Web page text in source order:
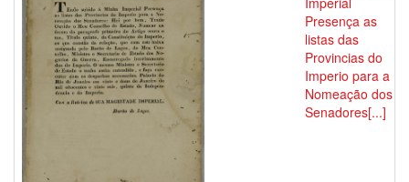
Presença as
listas das
Provincias do
Imperio para a
Nomeação dos
Senadores[...]